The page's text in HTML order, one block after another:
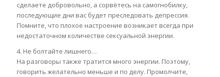
сделаете добровольно, а сорвётесь на самогнобилку,
последующие дни вас будет преследовать депрессия.
Помните, что плохое настроение возникает всегда при
недостаточном количестве сексуальной энергии.
4. Не болтайте лишнего…
На разговоры также тратится много энергии. Поэтому,
говорить желательно меньше и по делу. Промолчите,